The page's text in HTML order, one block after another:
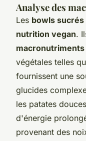
Analyse des
Les bowls sucrés
nutrition vegan.
macronutriments
végétales telles
fournissent une
glucides
les patates
d'énergie
provenant des